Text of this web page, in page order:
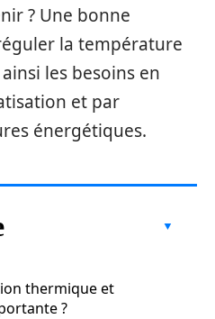
? Une bonne
la température
les besoins en
et par
énergétiques.
thermique et
?